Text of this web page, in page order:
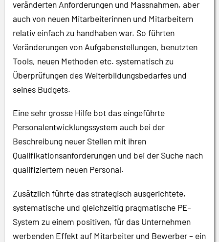
veränderten Anforderungen und Massnahmen, aber
auch von neuen Mitarbeiterinnen und Mitarbeitern
relativ einfach zu handhaben war. So führten
Veränderungen von Aufgabenstellungen, benutzten
Tools, neuen Methoden etc. systematisch zu
Überprüfungen des Weiterbildungsbedarfes und
seines Budgets.
Eine sehr grosse Hilfe bot das eingeführte
Personalentwicklungssystem auch bei der
Beschreibung neuer Stellen mit ihren
Qualifikationsanforderungen und bei der Suche nach
qualifiziertem neuen Personal.
Zusätzlich führte das strategisch ausgerichtete,
systematische und gleichzeitig pragmatische PE-
System zu einem positiven, für das Unternehmen
werbenden Effekt auf Mitarbeiter und Bewerber – ein